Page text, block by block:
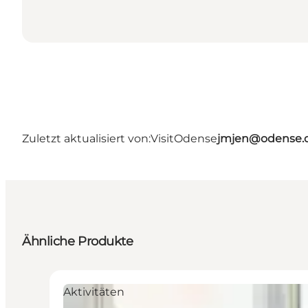
Zuletzt aktualisiert von:VisitOdense
Ähnliche Produkte
Aktivitäten